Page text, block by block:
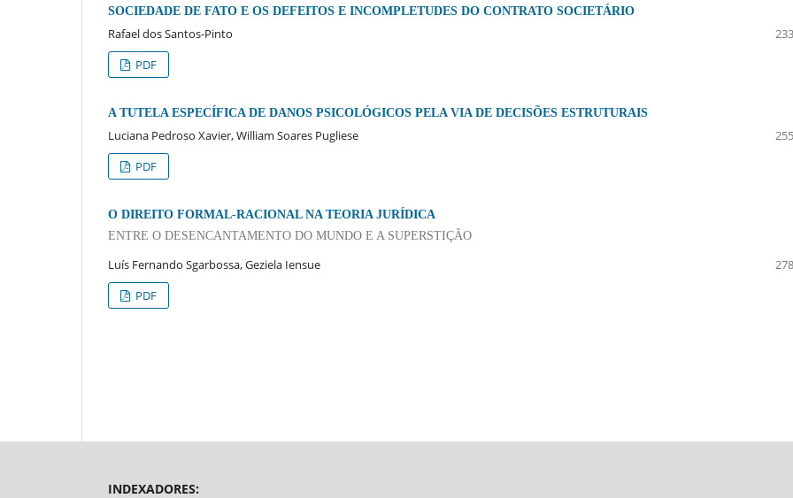
SOCIEDADE DE FATO E OS DEFEITOS E INCOMPLETUDES DO CONTRATO SOCIETÁRIO
Rafael dos Santos-Pinto
PDF
A TUTELA ESPECÍFICA DE DANOS PSICOLÓGICOS PELA VIA DE DECISÕES ESTRUTURAIS
Luciana Pedroso Xavier, William Soares Pugliese
PDF
O DIREITO FORMAL-RACIONAL NA TEORIA JURÍDICA
ENTRE O DESENCANTAMENTO DO MUNDO E A SUPERSTIÇÃO
Luís Fernando Sgarbossa, Geziela Iensue
PDF
INDEXADORES: